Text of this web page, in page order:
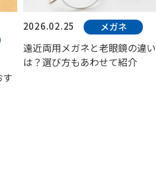
2026.02.25 メガネ
遠近両用メガネと老眼鏡の違い
は？選び方もあわせて紹介